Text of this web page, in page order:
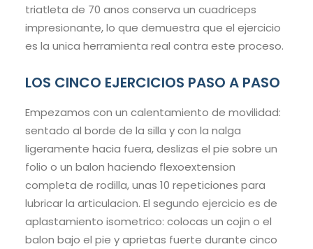
triatleta de 70 anos conserva un cuadriceps
impresionante, lo que demuestra que el ejercicio
es la unica herramienta real contra este proceso.
LOS CINCO EJERCICIOS PASO A PASO
Empezamos con un calentamiento de movilidad:
sentado al borde de la silla y con la nalga
ligeramente hacia fuera, deslizas el pie sobre un
folio o un balon haciendo flexoextension
completa de rodilla, unas 10 repeticiones para
lubricar la articulacion. El segundo ejercicio es de
aplastamiento isometrico: colocas un cojin o el
balon bajo el pie y aprietas fuerte durante cinco